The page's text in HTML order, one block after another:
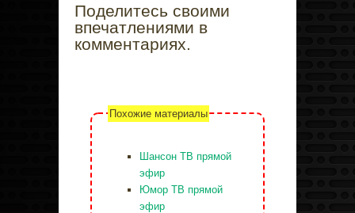
Поделитесь своими
впечатлениями в
комментариях.
Похожие материалы
Шансон ТВ прямой
эфир
Юмор ТВ прямой
эфир